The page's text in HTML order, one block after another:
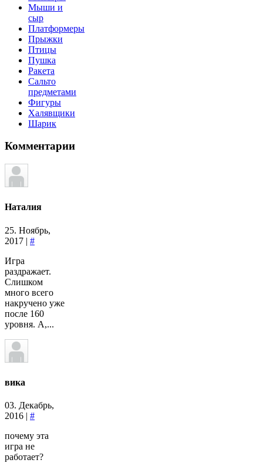
Мыши и
сыр
Платформеры
Прыжки
Птицы
Пушка
Ракета
Сальто
предметами
Фигуры
Халявщики
Шарик
Комментарии
Наталия
25. Ноябрь,
2017 | #
Игра
раздражает.
Слишком
много всего
накручено уже
после 160
уровня. А,...
вика
03. Декабрь,
2016 | #
почему эта
игра не
работает?